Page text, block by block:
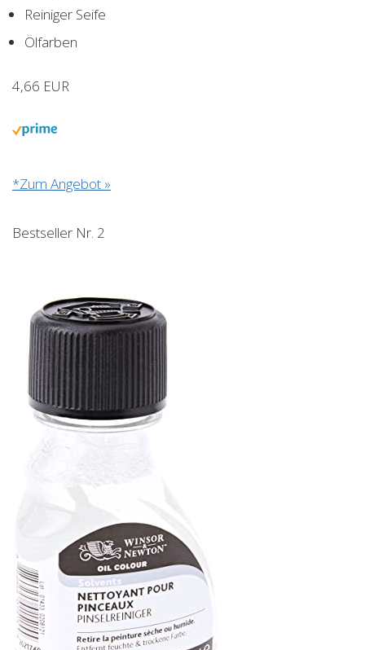
Reiniger Seife
Ölfarben
4,66 EUR
*Zum Angebot »
Bestseller Nr. 2